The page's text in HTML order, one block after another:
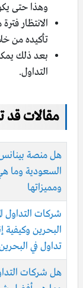
وهذا حتى
الانتظار
تأكيده من
بعد ذلك
التداول.
مقالات
هل منصة
السعودية وما
ومميزاتها
شركات التداول
البحرين
تداول في
هل شركات